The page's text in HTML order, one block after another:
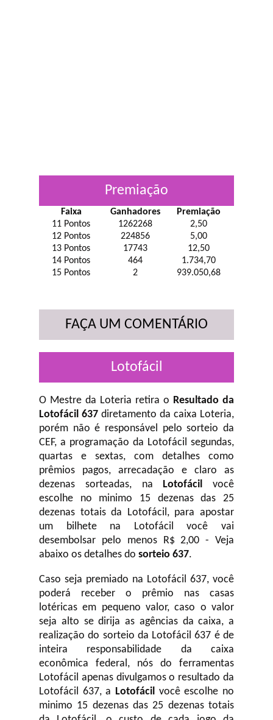
Premiação
Faixa Ganhadores
Premiação
11 Pontos
1262268
2,50
12 Pontos
224856
5,00
13 Pontos
17743
12,50
14 Pontos
464
1.734,70
15 Pontos
2 939.050,68
FAÇA UM COMENTÁRIO
Lotofácil
O Mestre da Loteria retira o Resultado da
Lotofácil 637 diretamento da caixa Loteria,
porém não é responsável pelo sorteio da
CEF, a programação da Lotofácil segundas,
quartas e sextas, com detalhes como
prêmios pagos, arrecadação e claro as
dezenas sorteadas, na Lotofácil você
escolhe no minimo 15 dezenas das 25
dezenas totais da Lotofácil, para apostar
um bilhete na Lotofácil você vai
desembolsar pelo menos R$ 2,00 - Veja
abaixo os detalhes do sorteio 637.
Caso seja premiado na Lotofácil 637, você
poderá receber o prêmio nas casas
lotéricas em pequeno valor, caso o valor
seja alto se dirija as agências da caixa, a
realização do sorteio da Lotofácil 637 é de
inteira responsabilidade da caixa
econômica federal, nós do ferramentas
Lotofácil apenas divulgamos o resultado da
Lotofácil 637, a Lotofácil você escolhe no
minimo 15 dezenas das 25 dezenas totais